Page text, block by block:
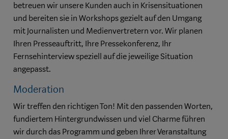
betreuen wir unsere Kunden auch in Krisensituationen
und bereiten sie in Workshops gezielt auf den Umgang
mit Journalisten und Medienvertretern vor. Wir planen
Ihren Presseauftritt, Ihre Pressekonferenz, Ihr
Fernsehinterview speziell auf die jeweilige Situation
angepasst.
Moderation
Wir treffen den richtigen Ton! Mit den passenden Worten,
fundiertem Hintergrundwissen und viel Charme führen
wir durch das Programm und geben Ihrer Veranstaltung